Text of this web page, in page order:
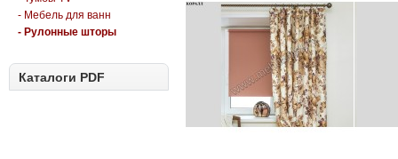
- Мебель для ванн
- Рулонные шторы
Каталоги PDF